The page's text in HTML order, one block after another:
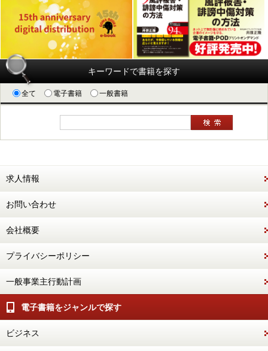
キーワードで書籍を探す
全て 電子書籍 一般書籍
求人情報
お問い合わせ
会社概要
プライバシーポリシー
一般事業主行動計画
電子書籍をジャンルで探す
ビジネス